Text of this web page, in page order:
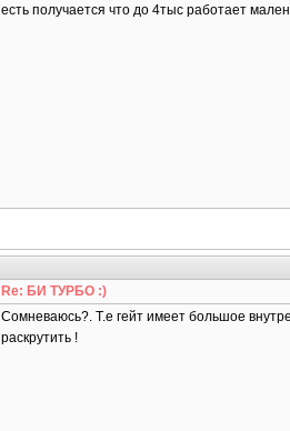
есть получается что до 4тыс работает
Re: БИ ТУРБО :)
Сомневаюсь?. Т.е гейт имеет большое
раскрутить !